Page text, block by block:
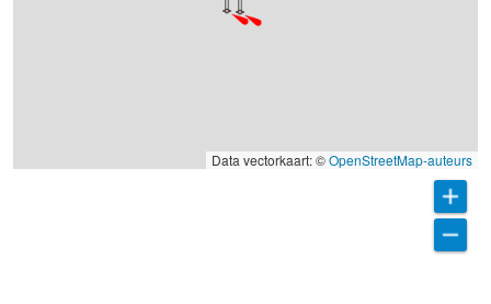
Data vectorkaart: ©OpenStreetMap-auteurs